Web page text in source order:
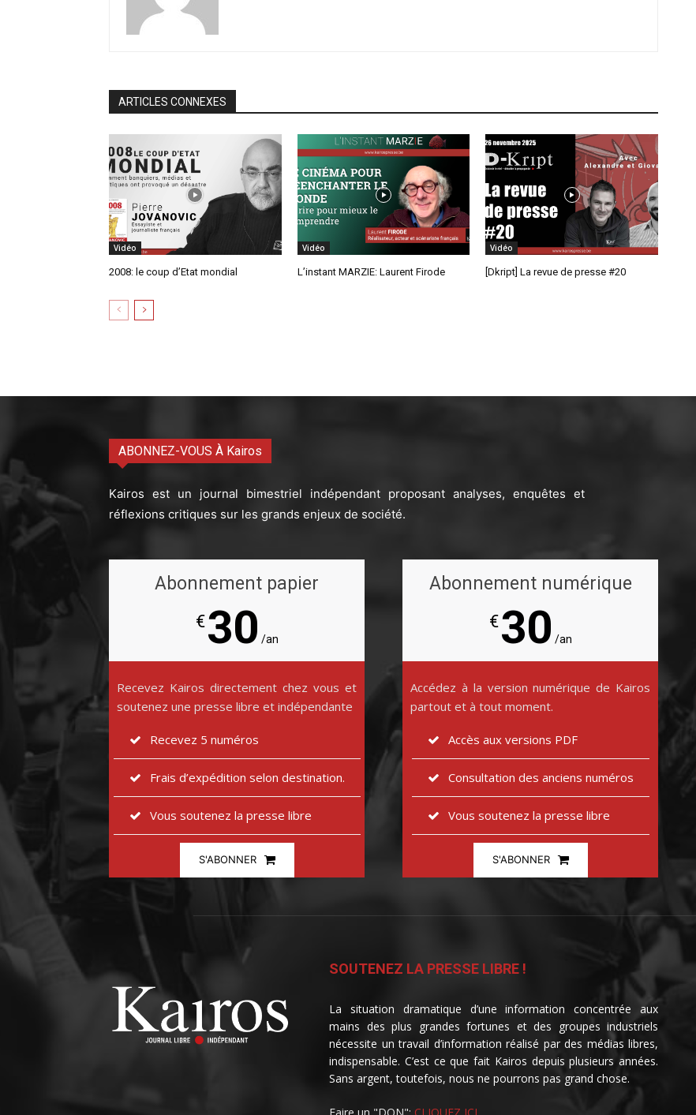
ARTICLES CONNEXES
Vidéo
2008: le coup d’Etat mondial
Vidéo
L’instant MARZIE: Laurent Firode
Vidéo
[Dkript] La revue de presse #20
ABONNEZ-VOUS À Kairos
Kairos est un journal bimestriel indépendant proposant analyses, enquêtes et
réflexions critiques sur les grands enjeux de société.
Abonnement papier
€30 /an
Recevez Kairos directement chez vous et
soutenez une presse libre et indépendante
Recevez 5 numéros
Frais d’expédition selon destination.
Vous soutenez la presse libre
S'ABONNER
Abonnement numérique
€30 /an
Accédez à la version numérique de Kairos
partout et à tout moment.
Accès aux versions PDF
Consultation des anciens numéros
Vous soutenez la presse libre
S'ABONNER
SOUTENEZ LA PRESSE LIBRE !
La situation dramatique d’une information concentrée aux
mains des plus grandes fortunes et des groupes industriels
nécessite un travail d’information réalisé par des médias libres,
indispensable. C’est ce que fait Kairos depuis plusieurs années.
Sans argent, toutefois, nous ne pourrons pas grand chose.